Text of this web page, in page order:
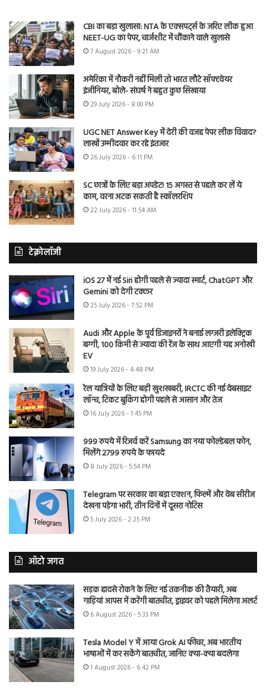
CBI का बड़ा खुलासा: NTA के एक्सपर्ट्स के जरिए लीक हुआ
NEET-UG का पेपर, चार्जशीट में चौंकाने वाले खुलासे
7 August 2026 - 9:21 AM
अमेरिका में नौकरी नहीं मिली तो भारत लौटे सॉफ्टवेयर
इंजीनियर, बोले- संघर्ष ने बहुत कुछ सिखाया
29 July 2026 - 8:00 PM
UGC NET Answer Key में देरी की वजह पेपर लीक विवाद?
लाखों उम्मीदवार कर रहे इंतजार
26 July 2026 - 6:11 PM
SC छात्रों के लिए बड़ा अपडेट! 15 अगस्त से पहले कर लें ये
काम, वरना अटक सकती है स्कॉलरशिप
22 July 2026 - 11:54 AM
टेक्नोलॉजी
iOS 27 में नई Siri होगी पहले से ज्यादा स्मार्ट, ChatGPT और
Gemini को देगी टक्कर
25 July 2026 - 7:52 PM
Audi और Apple के पूर्व डिजाइनरों ने बनाई लग्जरी इलेक्ट्रिक
बग्गी, 100 किमी से ज्यादा की रेंज के साथ आएगी यह अनोखी
EV
19 July 2026 - 4:48 PM
रेल यात्रियों के लिए बड़ी खुशखबरी, IRCTC की नई वेबसाइट
लॉन्च, टिकट बुकिंग होगी पहले से आसान और तेज
16 July 2026 - 1:45 PM
999 रुपये में रिजर्व करें Samsung का नया फोल्डेबल फोन,
मिलेंगे 2799 रुपये के फायदे
8 July 2026 - 5:54 PM
Telegram पर सरकार का बड़ा एक्शन, फिल्में और वेब सीरीज
देखना पड़ेगा भारी, तीन दिनों में दूसरा नोटिस
5 July 2026 - 2:25 PM
ऑटो जगत
सड़क हादसे रोकने के लिए नई तकनीक की तैयारी, अब
गाड़ियां आपस में करेंगी बातचीत, ड्राइवर को पहले मिलेगा अलर्ट
6 August 2026 - 5:33 PM
Tesla Model Y में आया Grok AI फीचर, अब भारतीय
भाषाओं में कर सकेंगे बातचीत, जानिए क्या-क्या बदलेगा
1 August 2026 - 6:42 PM